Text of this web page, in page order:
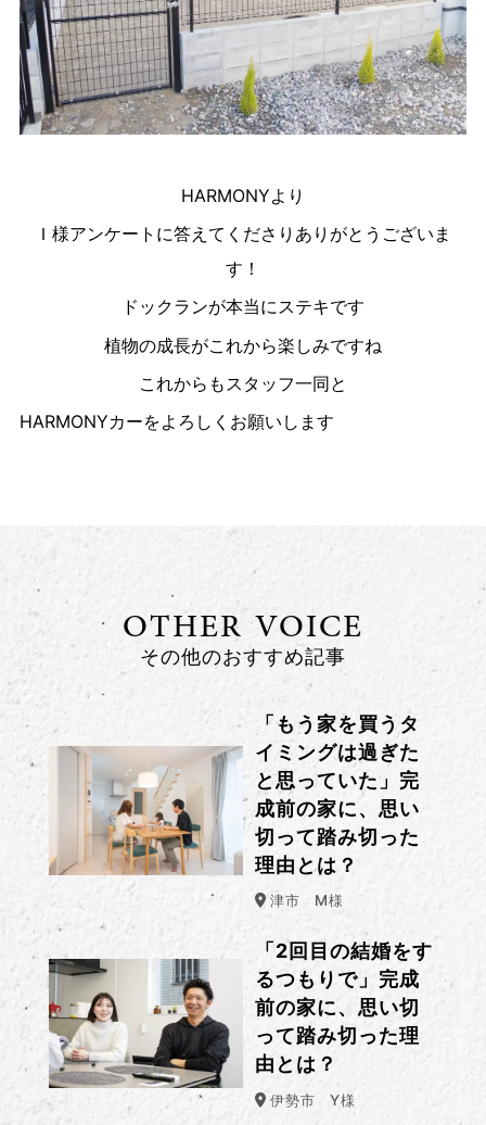
HARMONYより
Ｉ様アンケートに答えてくださりありがとうございま
す！
ドックランが本当にステキです
植物の成長がこれから楽しみですね
これからもスタッフ一同と
HARMONYカーをよろしくお願いします
OTHER VOICE
その他のおすすめ記事
「もう家を買うタ
イミングは過ぎた
と思っていた」完
成前の家に、思い
切って踏み切った
理由とは？
津市 M様
「2回目の結婚をす
るつもりで」完成
前の家に、思い切
って踏み切った理
由とは？
伊勢市 Y様